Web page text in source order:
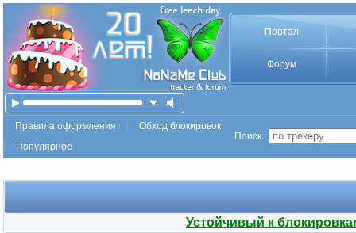
Портал
Форум
Правила оформления
Обход блокировок
Популярное
Поиск :
Устойчивый к